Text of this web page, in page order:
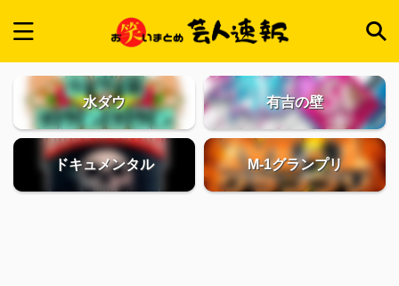
水ダウ 有吉の壁
ドキュメンタル M-1グランプリ